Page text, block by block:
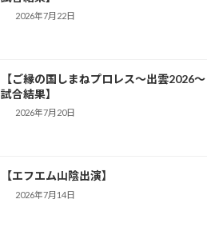
2026年7月22日
【ご縁の国しまねプロレス〜出雲2026〜
試合結果】
2026年7月20日
【エフエム山陰出演】
2026年7月14日